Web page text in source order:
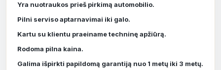
Yra nuotraukos prieš pirkimą automobilio.
Pilni serviso aptarnavimai iki galo.
Kartu su klientu praeiname techninę apžiūrą.
Rodoma pilna kaina.
Galima išpirkti papildomą garantiją nuo 1 metų iki 3 metų.